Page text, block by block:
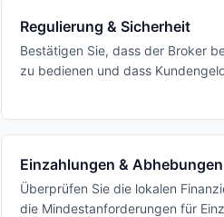
Regulierung & Sicherheit
Bestätigen Sie, dass der Broker
zu bedienen und dass
Einzahlungen & Abhebungen
Überprüfen Sie die lokalen
die Mindestanforderungen für